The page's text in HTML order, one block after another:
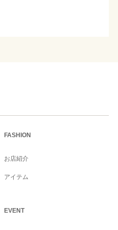
FASHION
お店紹介
アイテム
EVENT